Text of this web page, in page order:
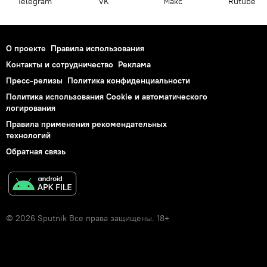
О проекте Правила использования
Контакты и сотрудничество Реклама
Пресс-релизы Политика конфиденциальности
Политика использования Cookie и автоматического
логирования
Правила применения рекомендательных
технологий
Обратная связь
© 2026 Sputnik Все права защищены. 18+